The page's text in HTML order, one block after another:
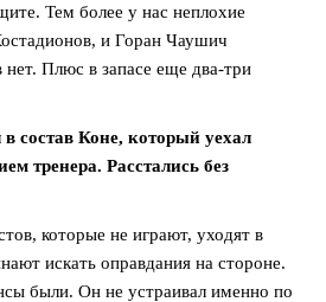
Тем более у нас неплохие
и Горан Чаушич
Плюс в запасе еще два-три
состав Коне, который уехал
тренера. Расстались без
которые не играют, уходят в
искать оправдания на стороне.
были. Он не устраивал именно по